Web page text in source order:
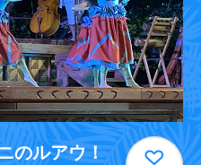
のルアウ！